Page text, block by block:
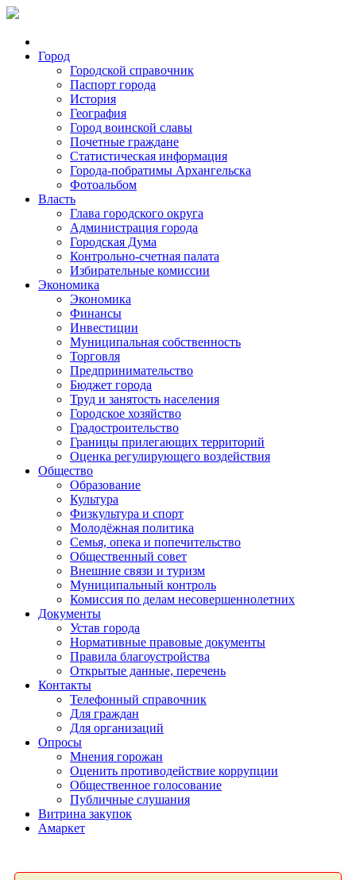
Город
Городской справочник
Паспорт города
История
География
Город воинской славы
Почетные граждане
Статистическая информация
Города-побратимы Архангельска
Фотоальбом
Власть
Глава городского округа
Администрация города
Городская Дума
Контрольно-счетная палата
Избирательные комиссии
Экономика
Экономика
Финансы
Инвестиции
Муниципальная собственность
Торговля
Предпринимательство
Бюджет города
Труд и занятость населения
Городское хозяйство
Градостроительство
Границы прилегающих территорий
Оценка регулирующего воздействия
Общество
Образование
Культура
Физкультура и спорт
Молодёжная политика
Семья, опека и попечительство
Общественный совет
Внешние связи и туризм
Муниципальный контроль
Комиссия по делам несовершеннолетних
Документы
Устав города
Нормативные правовые документы
Правила благоустройства
Открытые данные, перечень
Контакты
Телефонный справочник
Для граждан
Для организаций
Опросы
Мнения горожан
Оценить противодействие коррупции
Общественное голосование
Публичные слушания
Витрина закупок
Амаркет